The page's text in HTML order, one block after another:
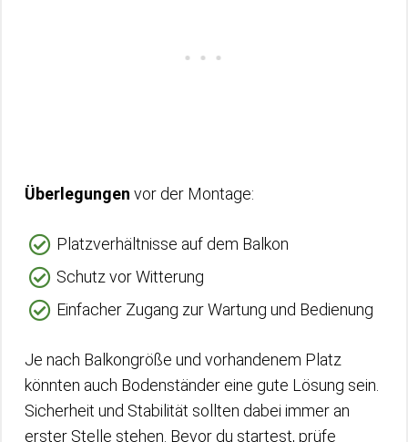
Überlegungen vor der Montage:
Platzverhältnisse auf dem Balkon
Schutz vor Witterung
Einfacher Zugang zur Wartung und Bedienung
Je nach Balkongröße und vorhandenem Platz
könnten auch Bodenständer eine gute Lösung sein.
Sicherheit und Stabilität sollten dabei immer an
erster Stelle stehen. Bevor du startest, prüfe